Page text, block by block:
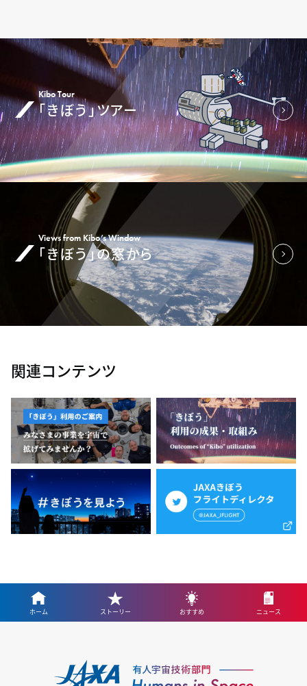
Kibo Tour
「きぼう」ツアー
Views from Kibo’s Window
「きぼう」の窓から
関連コンテンツ
ホーム ストーリー おすすめ ニュース